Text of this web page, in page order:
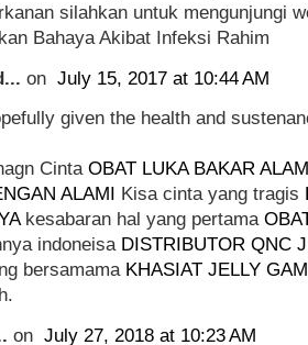
silahkan untuk mengunjungi
Bahaya Akibat Infeksi Rahim
on July 15, 2017 at 10:44 AM
given the health and
Cinta OBAT LUKA BAKAR
ALAMI
Kisa cinta yang tragis
kesabaran hal yang pertama
indoneisa DISTRIBUTOR QNC
bersamama KHASIAT JELLY
on July 27, 2018 at 10:23 AM